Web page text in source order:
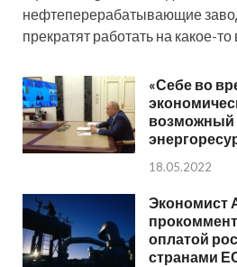
нефтеперерабатывающие
прекратят работать на какое-то
«Себе во
возможный
18.05.2022
Экономист
оплатой
странами